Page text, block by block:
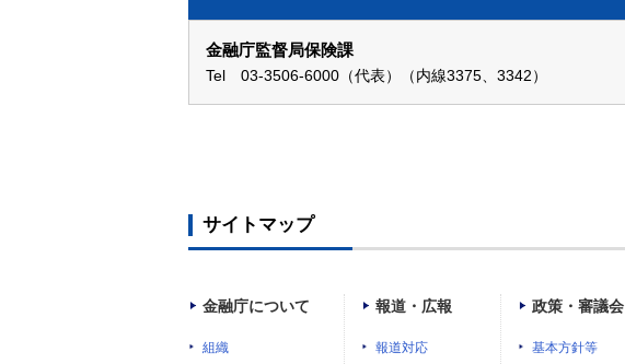
金融庁監督局保険課
Tel 03-3506-6000（代表）（内線3375、3342）
サイトマップ
金融庁について
組織
報道・広報
報道対応
政策・審議会
基本方針等